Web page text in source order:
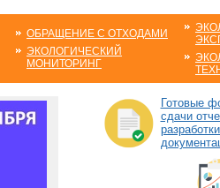
ОБРАЩЕНИЕ С ОТХОДАМИ
ЭКОЛОГИЧЕСКИЙ
МОНИТОРИНГ
Готовые
сдачи